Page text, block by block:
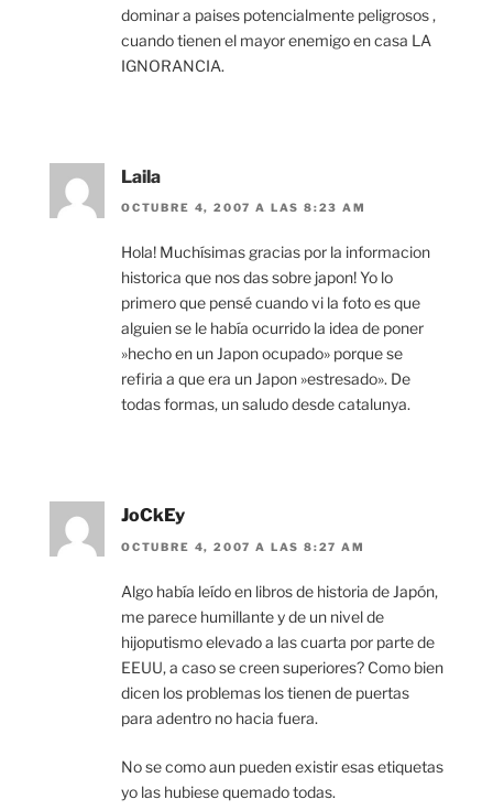
dominar a paises potencialmente peligrosos ,
cuando tienen el mayor enemigo en casa LA
IGNORANCIA.
Laila
OCTUBRE 4, 2007 A LAS 8:23 AM
Hola! Muchísimas gracias por la informacion
historica que nos das sobre japon! Yo lo
primero que pensé cuando vi la foto es que
alguien se le había ocurrido la idea de poner
»hecho en un Japon ocupado» porque se
refiria a que era un Japon »estresado». De
todas formas, un saludo desde catalunya.
JoCkEy
OCTUBRE 4, 2007 A LAS 8:27 AM
Algo había leído en libros de historia de Japón,
me parece humillante y de un nivel de
hijoputismo elevado a las cuarta por parte de
EEUU, a caso se creen superiores? Como bien
dicen los problemas los tienen de puertas
para adentro no hacia fuera.
No se como aun pueden existir esas etiquetas
yo las hubiese quemado todas.